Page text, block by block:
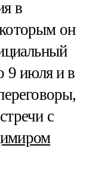
в
он
9 июля и в
с